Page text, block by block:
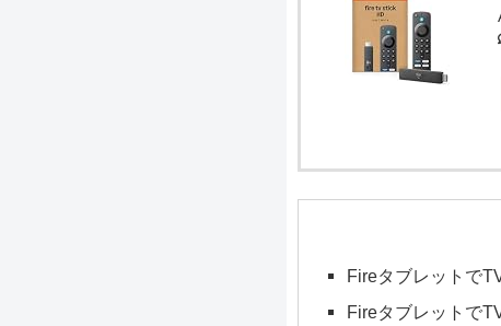
Fireタブレットで
Fireタブレットで